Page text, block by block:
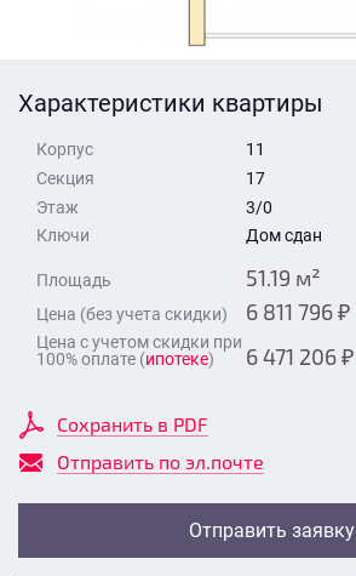
Характеристики квартиры
Корпус
11
Секция
17
Этаж
3/0
Ключи
Дом сдан
Площадь 51.19 м²
Цена (без учета скидки) 6 811 796 ₽
Цена с учетом скидки при
100% оплате (ипотеке) 6 471 206 ₽
Сохранить в PDF
Отправить по эл.почте
Отправить заявку
Отправить
Отправить